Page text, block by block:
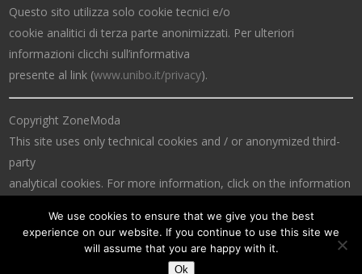
Questo sito utilizza solo cookie tecnici e/o
cookie analitici di terza parte anonimizzati. Per ulteriori
informazioni clicchi sull’informativa
presente al link (www.unibo.it/privacy).
Copyright ZoneModa
This site uses only technical cookies and / or anonymized third-
party
analytical cookies. For more information, click on the information
We use cookies to ensure that we give you the best
experience on our website. If you continue to use this site we
will assume that you are happy with it.
Ok